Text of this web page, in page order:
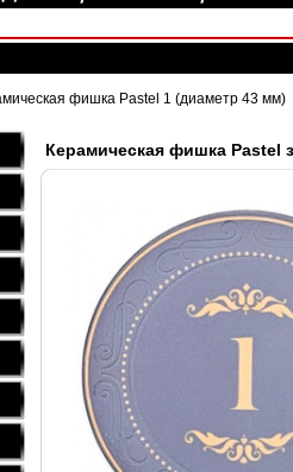
фишка Pastel 1 (диаметр 43 мм)
Керамическая фишка Pastel